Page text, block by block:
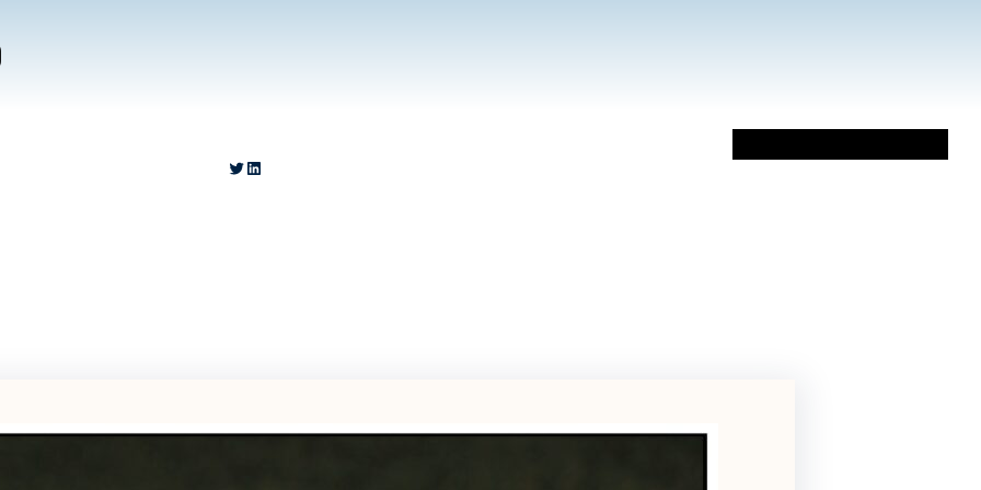
https://twitter.com/__Carter_
https://www.linkedin.com/in/carlosgarciamoreno-123456/